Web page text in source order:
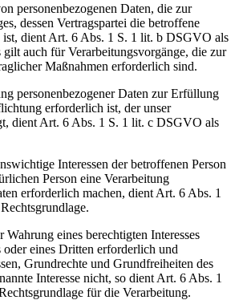
personenbezogenen Daten, die zur
dessen Vertragspartei die betroffene
ist, dient Art. 6 Abs. 1 S. 1 lit. b DSGVO als
auch für Verarbeitungsvorgänge, die zur
Maßnahmen erforderlich sind.
personenbezogener Daten zur Erfüllung
erforderlich ist, der unser
dient Art. 6 Abs. 1 S. 1 lit. c DSGVO als
Interessen der betroffenen Person
Person eine Verarbeitung
erforderlich machen, dient Art. 6 Abs. 1
Wahrung eines berechtigten Interesses
oder eines Dritten erforderlich und
Grundrechte und Grundfreiheiten des
Interesse nicht, so dient Art. 6 Abs. 1
für die Verarbeitung.